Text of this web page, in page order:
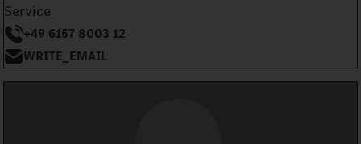
Service
+49 6157 8003 12
WRITE_EMAIL